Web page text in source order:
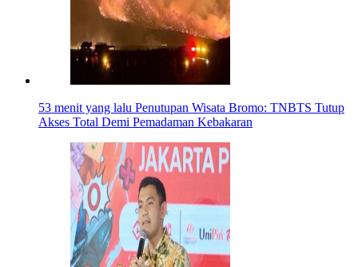
53 menit yang lalu Penutupan Wisata Bromo: TNBTS Tutup
Akses Total Demi Pemadaman Kebakaran